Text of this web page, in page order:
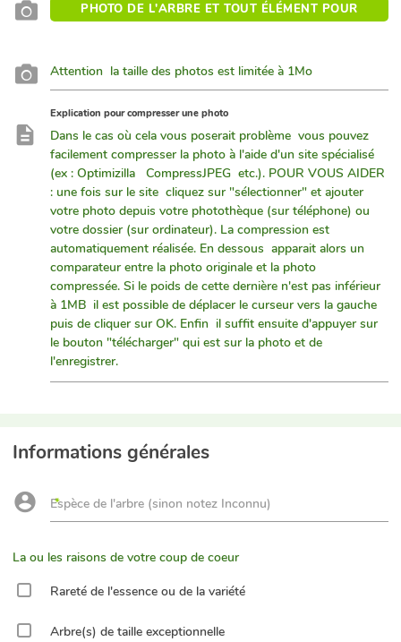
PHOTO DE L'ARBRE ET TOUT ÉLÉMENT POUR
Explication pour compresser une photo
Informations générales
Espèce de l'arbre (sinon notez Inconnu)
La ou les raisons de votre coup de coeur
Rareté de l'essence ou de la variété
Arbre(s) de taille exceptionnelle